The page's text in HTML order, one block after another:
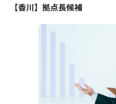
【香川】拠点長候補